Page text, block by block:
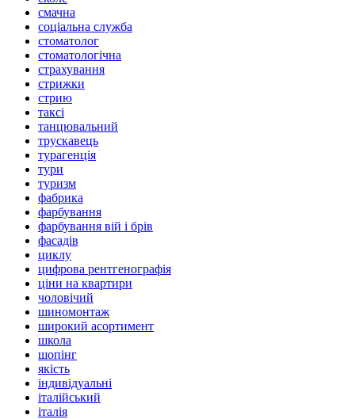
смачна
соціальна служба
стоматолог
стоматологічна
страхування
стрижки
стрию
таксі
танцювальний
трускавець
турагенція
тури
туризм
фабрика
фарбування
фарбування вій і брів
фасадів
циклу
цифрова рентгенографія
ціни на квартири
чоловічий
шиномонтаж
широкий асортимент
школа
шопінг
якість
індивідуальні
італійський
італія